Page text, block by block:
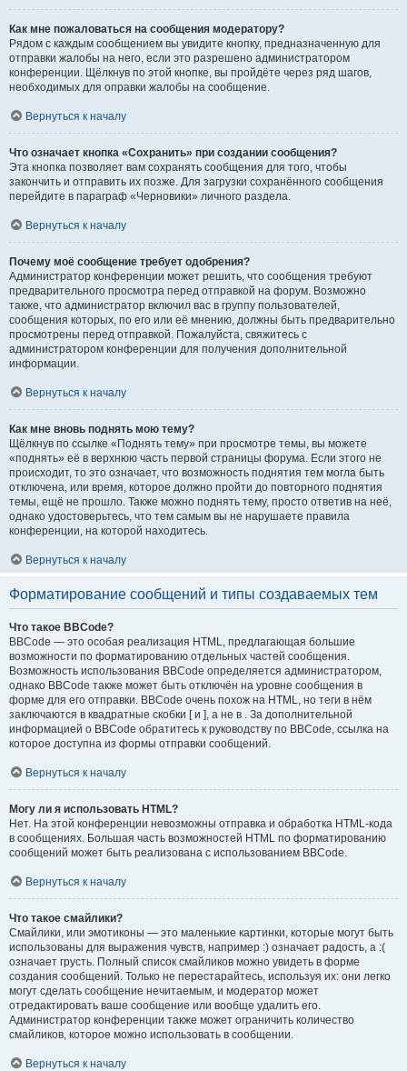
Как мне пожаловаться на сообщения модератору?
Рядом с каждым сообщением вы увидите кнопку, предназначенную для
отправки жалобы на него, если это разрешено администратором
конференции. Щёлкнув по этой кнопке, вы пройдёте через ряд шагов,
необходимых для оправки жалобы на сообщение.
Вернуться к началу
Что означает кнопка «Сохранить» при создании сообщения?
Эта кнопка позволяет вам сохранять сообщения для того, чтобы
закончить и отправить их позже. Для загрузки сохранённого сообщения
перейдите в параграф «Черновики» личного раздела.
Вернуться к началу
Почему моё сообщение требует одобрения?
Администратор конференции может решить, что сообщения требуют
предварительного просмотра перед отправкой на форум. Возможно
также, что администратор включил вас в группу пользователей,
сообщения которых, по его или её мнению, должны быть предварительно
просмотрены перед отправкой. Пожалуйста, свяжитесь с
администратором конференции для получения дополнительной
информации.
Вернуться к началу
Как мне вновь поднять мою тему?
Щёлкнув по ссылке «Поднять тему» при просмотре темы, вы можете
«поднять» её в верхнюю часть первой страницы форума. Если этого не
происходит, то это означает, что возможность поднятия тем могла быть
отключена, или время, которое должно пройти до повторного поднятия
темы, ещё не прошло. Также можно поднять тему, просто ответив на неё,
однако удостоверьтесь, что тем самым вы не нарушаете правила
конференции, на которой находитесь.
Вернуться к началу
Форматирование сообщений и типы создаваемых тем
Что такое BBCode?
BBCode — это особая реализация HTML, предлагающая большие
возможности по форматированию отдельных частей сообщения.
Возможность использования BBCode определяется администратором,
однако BBCode также может быть отключён на уровне сообщения в
форме для его отправки. BBCode очень похож на HTML, но теги в нём
заключаются в квадратные скобки [ и ], а не в . За дополнительной
информацией о BBCode обратитесь к руководству по BBCode, ссылка на
которое доступна из формы отправки сообщений.
Вернуться к началу
Могу ли я использовать HTML?
Нет. На этой конференции невозможны отправка и обработка HTML-кода
в сообщениях. Большая часть возможностей HTML по форматированию
сообщений может быть реализована с использованием BBCode.
Вернуться к началу
Что такое смайлики?
Смайлики, или эмотиконы — это маленькие картинки, которые могут быть
использованы для выражения чувств, например :) означает радость, а :(
означает грусть. Полный список смайликов можно увидеть в форме
создания сообщений. Только не перестарайтесь, используя их: они легко
могут сделать сообщение нечитаемым, и модератор может
отредактировать ваше сообщение или вообще удалить его.
Администратор конференции также может ограничить количество
смайликов, которое можно использовать в сообщении.
Вернуться к началу